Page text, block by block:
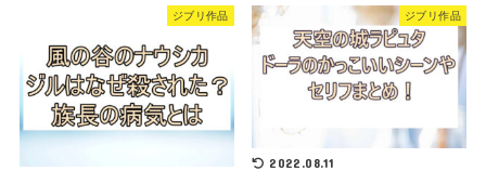
ジブリ作品 ジブリ作品
2022.08.11